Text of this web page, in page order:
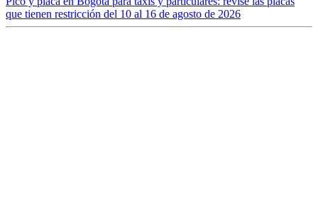
que tienen restricción del 10 al 16 de agosto de 2026